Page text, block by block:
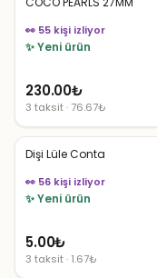
👀 55 kişi izliyor
✨ Yeni ürün
230.00₺
3 taksit · 76.67₺
Dişi Lüle Conta
👀 56 kişi izliyor
✨ Yeni ürün
5.00₺
3 taksit · 1.67₺